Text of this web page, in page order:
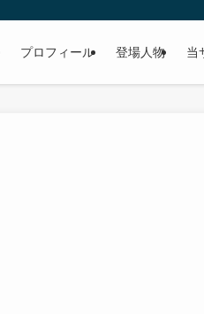
プロフィール 登場人物 当